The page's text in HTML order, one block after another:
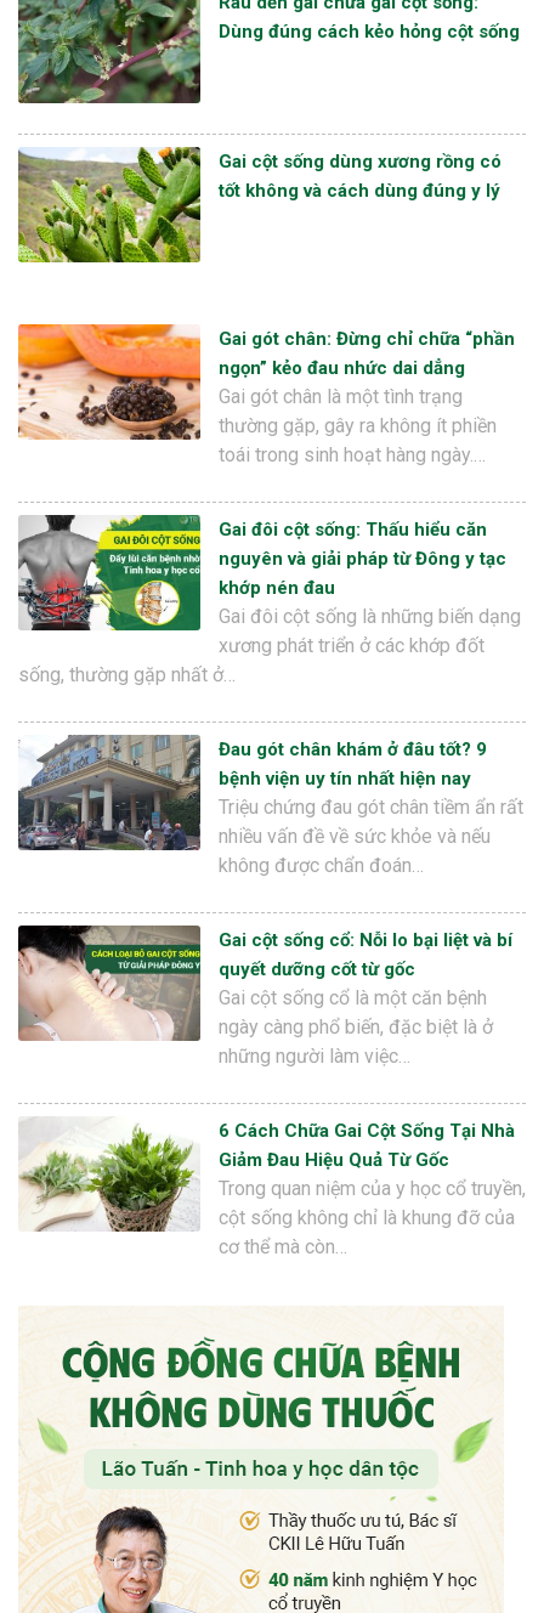
Dùng đúng cách kẻo hỏng cột sống
Gai cột sống dùng xương rồng có
tốt không và cách dùng đúng y lý
Gai gót chân: Đừng chỉ chữa “phần
ngọn” kẻo đau nhức dai dẳng
Gai gót chân là một tình trạng
thường gặp, gây ra không ít phiền
toái trong sinh hoạt hàng ngày.…
Gai đôi cột sống: Thấu hiểu căn
nguyên và giải pháp từ Đông y tạc
khớp nén đau
Gai đôi cột sống là những biến dạng
xương phát triển ở các khớp đốt
sống, thường gặp nhất ở…
Đau gót chân khám ở đâu tốt? 9
bệnh viện uy tín nhất hiện nay
Triệu chứng đau gót chân tiềm ẩn rất
nhiều vấn đề về sức khỏe và nếu
không được chẩn đoán…
Gai cột sống cổ: Nỗi lo bại liệt và bí
quyết dưỡng cốt từ gốc
Gai cột sống cổ là một căn bệnh
ngày càng phổ biến, đặc biệt là ở
những người làm việc…
6 Cách Chữa Gai Cột Sống Tại Nhà
Giảm Đau Hiệu Quả Từ Gốc
Trong quan niệm của y học cổ truyền,
cột sống không chỉ là khung đỡ của
cơ thể mà còn…